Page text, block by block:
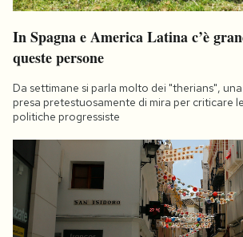
In Spagna e America Latina c’è
queste persone
Da settimane si parla molto dei "therians",
presa pretestuosamente di mira per criticare
politiche progressiste